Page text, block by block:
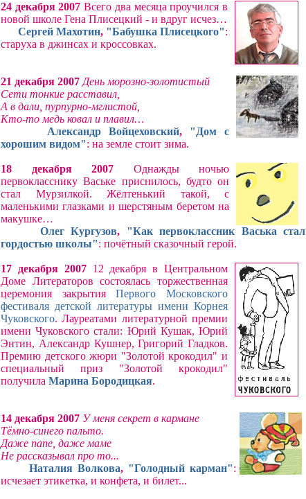
24 декабря 2007 Всего два месяца проучился в
новой школе Гена Плисецкий - и вдруг исчез…
Сергей Махотин, "Бабушка Плисецкого":
старуха в джинсах и кроссовках.
21 декабря 2007 День морозно-золотистый
Сети тонкие расставил,
А в дали, пурпурно-мглистой,
Кто-то медь ковал и плавил…
Александр Войцеховский, "Дом с
хорошим видом": на земле стоит зима.
18 декабря 2007 Однажды ночью
первокласснику Ваське приснилось, будто он
стал Мурзилкой. Жёлтенький такой, с
маленькими глазками и шерстяным беретом на
макушке…
Олег Кургузов, "Как первоклассник Васька стал
гордостью школы": почётный сказочный герой.
17 декабря 200712 декабря в Центральном
Доме Литераторов состоялась торжественная
церемония закрытияПервого Московского
фестиваля детской литературы имени Корнея
Чуковского. Лауреатами литературной премии
имени Чуковского стали: Юрий Кушак, Юрий
Энтин, Александр Кушнер, Григорий Гладков.
Премию детского жюри "Золотой крокодил" и
специальный приз "Золотой крокодил"
получила Марина Бородицкая.
14 декабря 2007 У меня секрет в кармане
Тёмно-синего пальто.
Даже папе, даже маме
Не рассказывал про то...
Наталия Волкова, "Голодный карман":
исчезает этикетка, и конфета, и билет...